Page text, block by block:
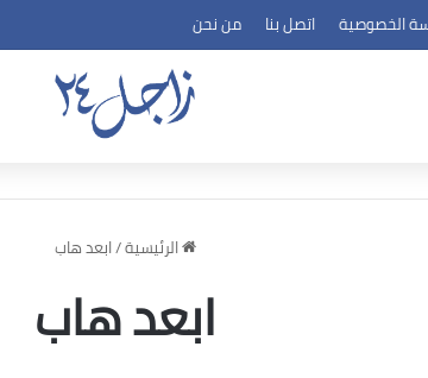
الخصوصية اتصل بنا من نحن
الرئيسية/ابعد هاب
ابعد هاب